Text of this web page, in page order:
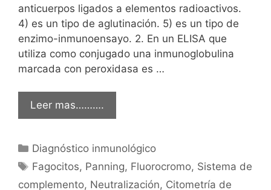
anticuerpos ligados a elementos radioactivos.
4) es un tipo de aglutinación. 5) es un tipo de
enzimo-inmunoensayo. 2. En un ELISA que
utiliza como conjugado una inmunoglobulina
marcada con peroxidasa es …
Leer mas……….
Categorías
Diagnóstico inmunológico
Etiquetas
Fagocitos, Panning, Fluorocromo, Sistema de
complemento, Neutralización, Citometría de